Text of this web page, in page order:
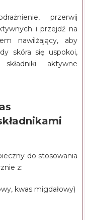
przerwij
i przejdź na
nawilżający, aby
skóra się uspokoi,
aktywne
do stosowania
z:
kwas migdałowy)